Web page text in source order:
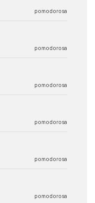
pomodorosa
pomodorosa
pomodorosa
pomodorosa
pomodorosa
pomodorosa